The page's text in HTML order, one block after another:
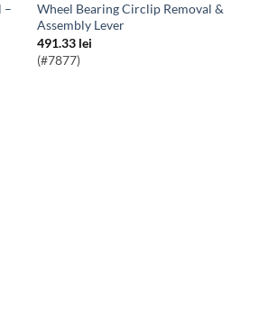
Wheel Bearing Circlip Removal &
Assembly Lever
491.33 lei
(#7877)